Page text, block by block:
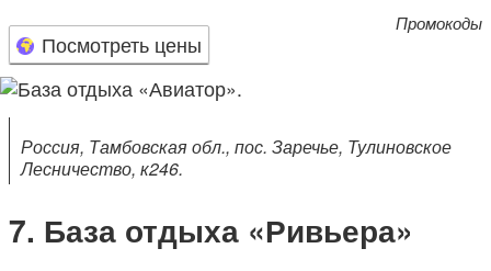
Посмотреть цены
Промокоды
Россия, Тамбовская обл., пос. Заречье, Тулиновское
Лесничество, к246.
База отдыха «Ривьера»